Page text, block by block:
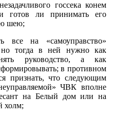
госсека конем
готов ли принимать его
шею;
все на «самоуправство»
но тогда в ней нужно как
руководство, а как
в противном
признать, что следующим
ЧВК вполне
на Белый дом или на
холм;